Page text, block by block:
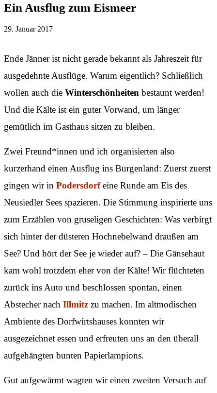
Ein Ausflug zum Eismeer
29. Januar 2017
Ende Jänner ist nicht gerade bekannt als Jahreszeit für
ausgedehnte Ausflüge. Warum eigentlich? Schließlich
wollen auch die Winterschönheiten bestaunt werden!
Und die Kälte ist ein guter Vorwand, um länger
gemütlich im Gasthaus sitzen zu bleiben.
Zwei Freund*innen und ich organisierten also
kurzerhand einen Ausflug ins Burgenland: Zuerst zuerst
gingen wir in Podersdorfeine Runde am Eis des
Neusiedler Sees spazieren. Die Stimmung inspirierte uns
zum Erzählen von gruseligen Geschichten: Was verbirgt
sich hinter der düsteren Hochnebelwand draußen am
See? Und hört der See je wieder auf? – Die Gänsehaut
kam wohl trotzdem eher von der Kälte! Wir flüchteten
zurück ins Auto und beschlossen spontan, einen
Abstecher nach Illmitz zu machen. Im altmodischen
Ambiente des Dorfwirtshauses konnten wir
ausgezeichnet essen und erfreuten uns an den überall
aufgehängten bunten Papierlampions.
Gut aufgewärmt wagten wir einen zweiten Versuch auf